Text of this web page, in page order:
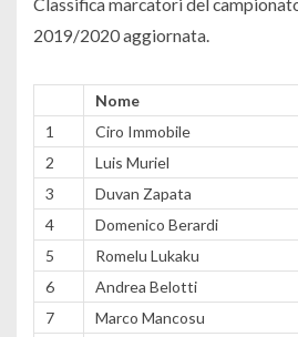
2019/2020 aggiornata.
Nome
1
Ciro Immobile
2
Luis Muriel
3
Duvan Zapata
4
Domenico Berardi
5
Romelu Lukaku
6
Andrea Belotti
7
Marco Mancosu